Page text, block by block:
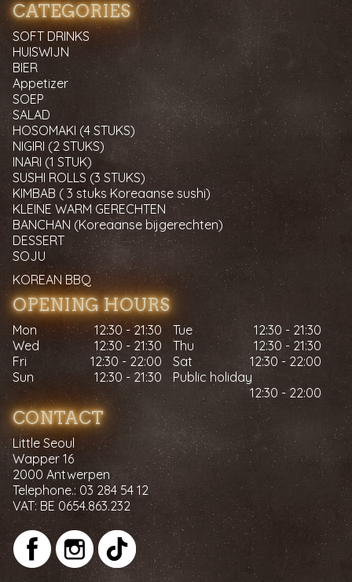
CATEGORIES
SOFT DRINKS
HUISWIJN
BIER
Appetizer
SOEP
SALAD
HOSOMAKI (4 STUKS)
NIGIRI (2 STUKS)
INARI (1 STUK)
SUSHI ROLLS (3 STUKS)
KIMBAB ( 3 stuks Koreaanse sushi)
KLEINE WARM GERECHTEN
BANCHAN (Koreaanse bijgerechten)
DESSERT
SOJU
KOREAN BBQ
OPENING HOURS
Mon 12:30 - 21:30 Tue
12:30 - 21:30
Wed
12:30 - 21:30 Thu
12:30 - 21:30
Fri
12:30 - 22:00 Sat
12:30 - 22:00
Sun
12:30 - 21:30
Public holiday
12:30 - 22:00
CONTACT
Little Seoul
Wapper 16
2000 Antwerpen
Telephone.: 03 284 54 12
VAT:BE 0654.863.232